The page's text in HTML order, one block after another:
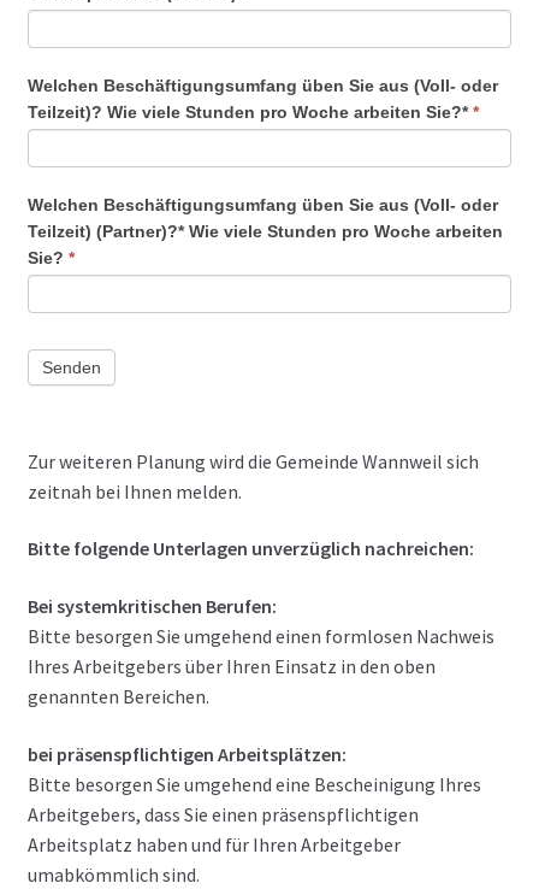
Welchen Beschäftigungsumfang üben Sie aus (Voll- oder
Teilzeit)? Wie viele Stunden pro Woche arbeiten Sie?**
Welchen Beschäftigungsumfang üben Sie aus (Voll- oder
Teilzeit) (Partner)?* Wie viele Stunden pro Woche arbeiten
Sie? *
Senden
Zur weiteren Planung wird die Gemeinde Wannweil sich
zeitnah bei Ihnen melden.
Bitte folgende Unterlagen unverzüglich nachreichen:
Bei systemkritischen Berufen:
Bitte besorgen Sie umgehend einen formlosen Nachweis
Ihres Arbeitgebers über Ihren Einsatz in den oben
genannten Bereichen.
bei präsenspflichtigen Arbeitsplätzen:
Bitte besorgen Sie umgehend eine Bescheinigung Ihres
Arbeitgebers, dass Sie einen präsenspflichtigen
Arbeitsplatz haben und für Ihren Arbeitgeber
umabkömmlich sind.